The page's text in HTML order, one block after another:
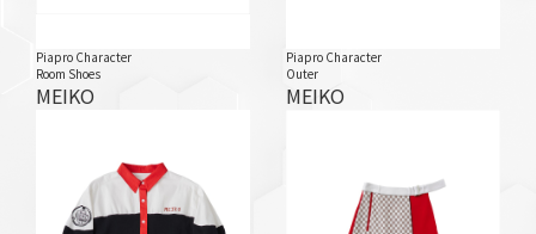
Piapro Character
Room Shoes
MEIKO
Piapro Character
Outer
MEIKO